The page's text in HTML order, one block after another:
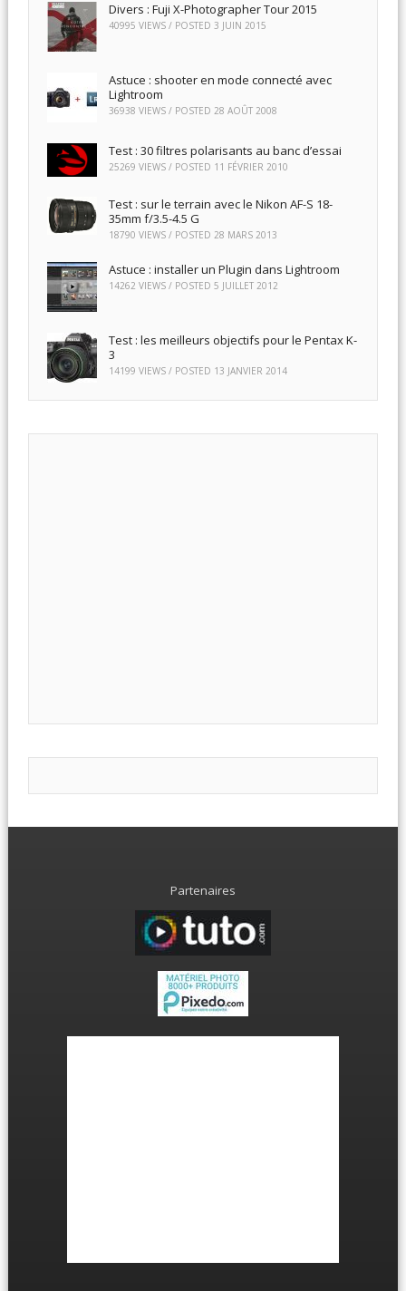
Divers : Fuji X-Photographer Tour 2015
40995 VIEWS / POSTED 3 JUIN 2015
Astuce : shooter en mode connecté avec
Lightroom
36938 VIEWS / POSTED 28 AOÛT 2008
Test : 30 filtres polarisants au banc d’essai
25269 VIEWS / POSTED 11 FÉVRIER 2010
Test : sur le terrain avec le Nikon AF-S 18-
35mm f/3.5-4.5 G
18790 VIEWS / POSTED 28 MARS 2013
Astuce : installer un Plugin dans Lightroom
14262 VIEWS / POSTED 5 JUILLET 2012
Test : les meilleurs objectifs pour le Pentax K-
3
14199 VIEWS / POSTED 13 JANVIER 2014
Partenaires